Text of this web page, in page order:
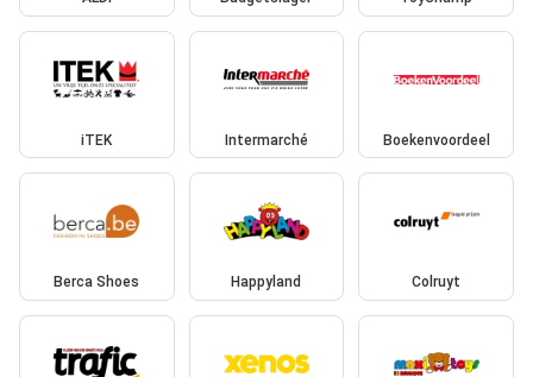
iTEK Intermarché Boekenvoordeel
Berca Shoes Happyland Colruyt